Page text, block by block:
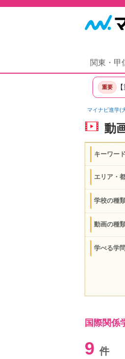
関東・甲
重要
マイナビ進学(
動
キーワー
エリア・
学校の種
動画の種
学べる学問
国際関係
9 件